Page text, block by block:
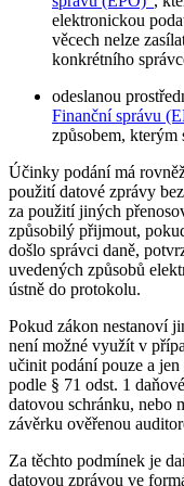
elektronickou
věcech nelze
konkrétního
odeslanou
Finanční správu
způsobem, kterým
Účinky podání má
použití datové zprávy
za použití jiných
způsobilý přijmout,
došlo správci daně,
uvedených způsobů
ústně do protokolu.
Pokud zákon nestanoví
není možné využít v
učinit podání pouze a
podle § 71 odst. 1
datovou schránku, nebo
závěrku ověřenou
Za těchto podmínek je
datovou zprávou ve